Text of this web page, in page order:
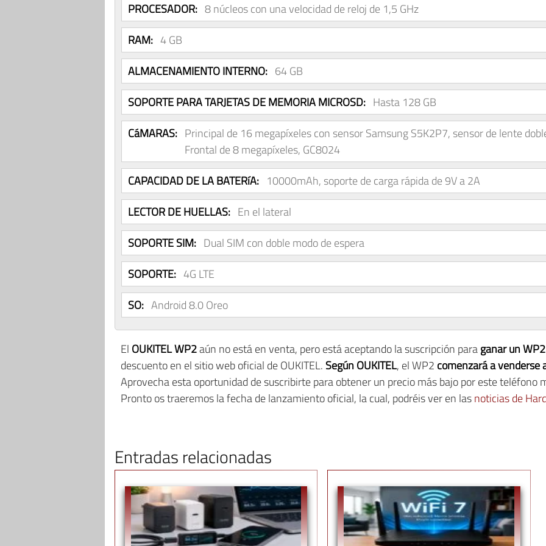
PROCESADOR: 8 núcleos con una velocidad de reloj de 1,5 GHz
RAM: 4 GB
ALMACENAMIENTO INTERNO: 64 GB
SOPORTE PARA TARJETAS DE MEMORIA MICROSD: Hasta 128 GB
CáMARAS: Principal de 16 megapíxeles con sensor Samsung S5K2P7, sensor de lente
Frontal de 8 megapíxeles, GC8024
CAPACIDAD DE LA BATERíA: 10000mAh, soporte de carga rápida de 9V a 2A
LECTOR DE HUELLAS: En el lateral
SOPORTE SIM: Dual SIM con doble modo de espera
SOPORTE: 4G LTE
SO: Android 8.0 Oreo
El OUKITEL WP2aún no está en venta, pero está aceptando la suscripción paraganar un
descuento en el sitio web oficial de OUKITEL. Según OUKITEL, el WP2 comenzará a venderse
Aprovecha esta oportunidad de suscribirte para obtener un precio más bajo por este teléfono
Pronto os traeremos la fecha de lanzamiento oficial, la cual, podréis ver en lasnoticias de
Entradas relacionadas